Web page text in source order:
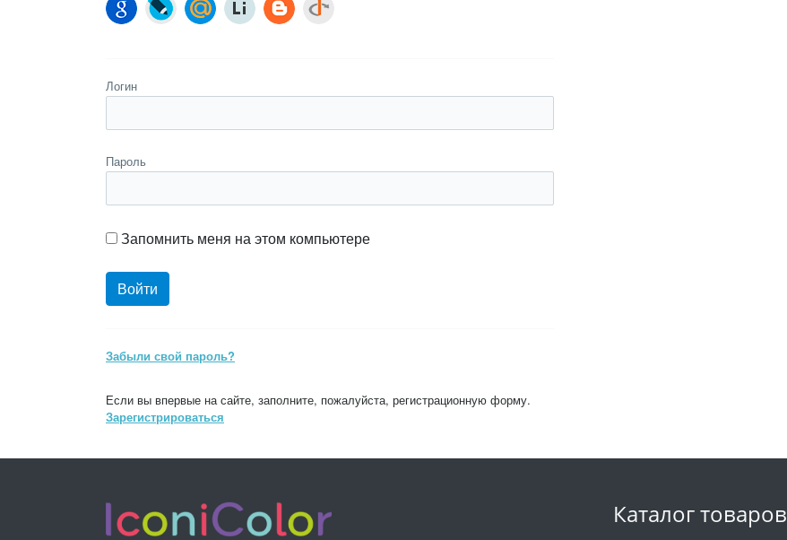
Логин
Пароль
Запомнить меня на этом компьютере
Забыли свой пароль?
Если вы впервые на сайте, заполните, пожалуйста, регистрационную форму.
Зарегистрироваться
Каталог товаров